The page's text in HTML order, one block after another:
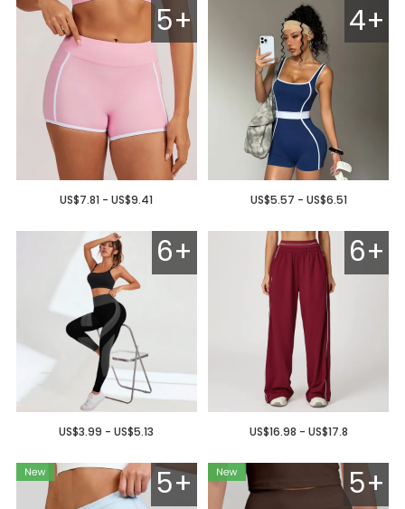
5+
US$7.81 - US$9.41
4+
US$5.57 - US$6.51
6+
US$3.99 - US$5.13
6+
US$16.98 - US$17.8
5+ 5+